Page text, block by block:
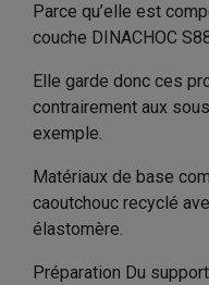
Parce qu’elle est
couche DINACHOC
Elle garde donc ces
contrairement aux
exemple.
Matériaux de base
caoutchouc recyclé
élastomère.
Préparation Du